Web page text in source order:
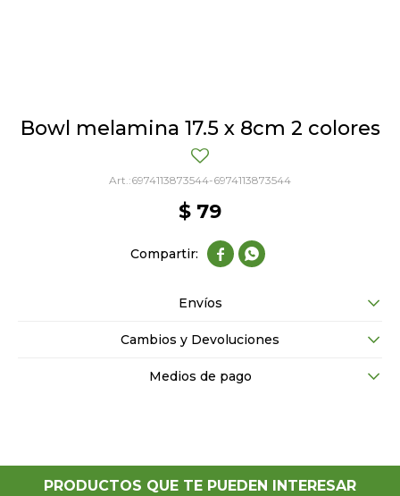
Bowl melamina 17.5 x 8cm 2 colores
6974113873544-6974113873544
$ 79
 
Envíos
Cambios y Devoluciones
Medios de pago
PRODUCTOS QUE TE PUEDEN INTERESAR